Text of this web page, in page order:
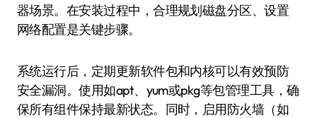
器场景。在安装过程中，合理规划磁盘分区、设置
网络配置是关键步骤。
系统运行后，定期更新软件包和内核可以有效预防
安全漏洞。使用如apt、yum或pkg等包管理工具，确
保所有组件保持最新状态。同时，启用防火墙（如